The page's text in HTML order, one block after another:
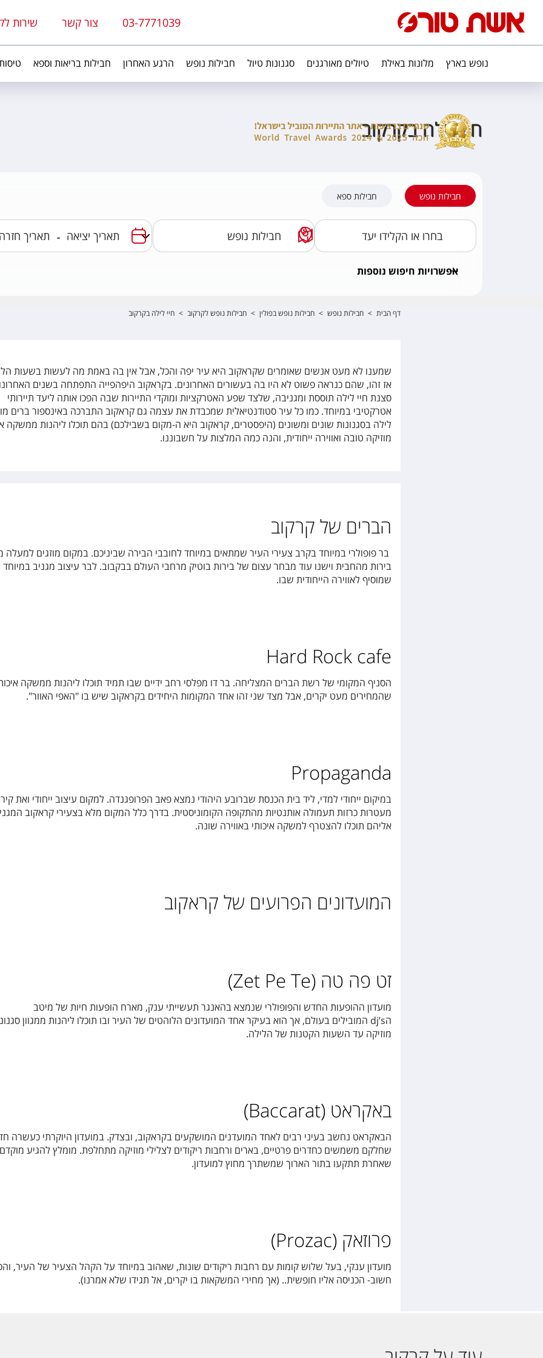
03-7771039 צור קשר שירות
נופש בארץ מלונות באילת טיולים מאורגנים סגנונות טיול חבילות נופש הרגע האחרון חבילות בריאות וספא
חיי לילה בקרקוב
חבילות נופש חבילות ספא
-
אפשרויות חיפוש נוספות
דף הבית > חבילות נופש > חבילות נופש בפולין > חבילות נופש לקרקוב > חיי לילה בקרקוב
שמענו לא מעט אנשים שאומרים שקראקוב היא עיר יפה והכל, אבל אין בה באמת מה לעשות בשעות
אז זהו, שהם כנראה פשוט לא היו בה בעשורים האחרונים. בקראקוב היפהפייה התפתחה בשנים
סצנת חיי לילה תוססת ומגניבה, שלצד שפע האטרקציות ומוקדי התיירות שבה הפכו אותה ליעד תיירותי
אטרקטיבי במיוחד. כמו כל עיר סטודנטיאלית שמכבדת את עצמה גם קראקוב התברכה באינספור ברים
לילה בסגנונות שונים ומשונים (היפסטרים, קראקוב היא ה-מקום בשבילכם) בהם תוכלו ליהנות ממשקה
מוזיקה טובה ואווירה ייחודית, והנה כמה המלצות על חשבוננו.
הברים של קרקוב
בירות מהחבית וישנו עוד מבחר עצום של בירות בוטיק מרחבי העולם בבקבוב. לבר עיצוב מגניב במיוחד
שמוסיף לאווירה הייחודית שבו.
Hard Rock cafe
הסניף המקומי של רשת הברים המצליחה. בר דו מפלסי רחב ידיים שבו תמיד תוכלו ליהנות ממשקה
שהמחירים מעט יקרים, אבל מצד שני זהו אחד המקומות היחידים בקראקוב שיש בו "האפי האוור".
Propaganda
במיקום ייחודי למדי, ליד בית הכנסת שברובע היהודי נמצא פאב הפרופגנדה. למקום עיצוב ייחודי ואת
מעטרות כרזות תעמולה אותנטיות מהתקופה הקומוניסטית. בדרך כלל המקום מלא בצעירי קראקוב
אליהם תוכלו להצטרף למשקה איכותי באווירה שונה.
המועדונים הפרועים של קראקוב
זט פה טה (Zet Pe Te)
מועדון ההופעות החדש והפופולרי שנמצא בהאנגר תעשייתי ענק, מארח הופעות חיות של מיטב
הdj’s המובילים בעולם, אך הוא בעיקר אחד המועדונים הלוהטים של העיר ובו תוכלו ליהנות ממגוון
מוזיקה עד השעות הקטנות של הלילה.
באקראט (Baccarat)
הבאקראט נחשב בעיני רבים לאחד המועדנים המושקעים בקראקוב, ובצדק. במועדון היוקרתי כעשרה
שחלקם משמשים כחדרים פרטיים, בארים ורחבות ריקודים לצלילי מוזיקה מתחלפת. מומלץ להגיע מוקדם
שאחרת תתקעו בתור הארוך שמשתרך מחוץ למועדון.
פרוזאק (Prozac)
מועדון ענקי, בעל שלוש קומות עם רחבות ריקודים שונות, שאהוב במיוחד על הקהל הצעיר של העיר,
חשוב- הכניסה אליו חופשית.. (אך מחירי המשקאות בו יקרים, אל תגידו שלא אמרנו).